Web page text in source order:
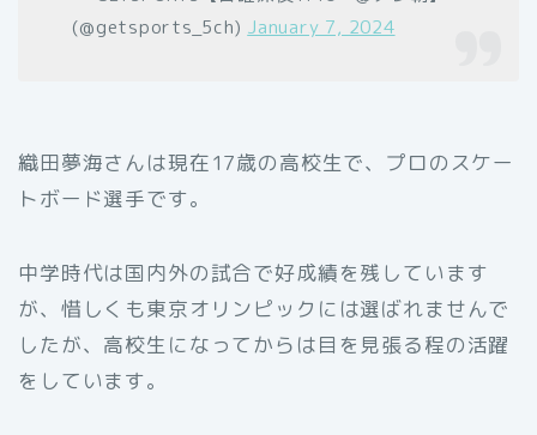
(@getsports_5ch) January 7, 2024
織田夢海さんは現在17歳の高校生で、プロのスケー
トボード選手です。
中学時代は国内外の試合で好成績を残しています
が、惜しくも東京オリンピックには選ばれませんで
したが、高校生になってからは目を見張る程の活躍
をしています。